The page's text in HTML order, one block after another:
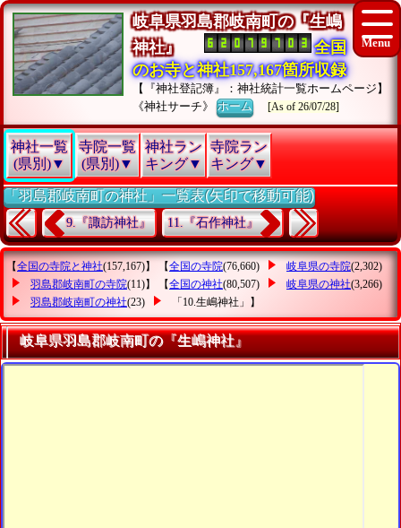
岐阜県羽島郡岐南町の『生嶋
神社』
全国
のお寺と神社157,167箇所収録
【『神社登記簿』：神社統計一覧ホームページ】
《神社サーチ》ホーム [As of 26/07/28]
神社一覧
(県別)▼
寺院一覧
(県別)▼
神社ラン
キング▼
寺院ラン
キング▼
「羽島郡岐南町の神社」一覧表(矢印で移動可能)
9.『諏訪神社』 11.『石作神社』
【全国の寺院と神社(157,167)】 【全国の寺院(76,660) 岐阜県の寺院(2,302)
羽島郡岐南町の寺院(11)】 【全国の神社(80,507) 岐阜県の神社(3,266)
羽島郡岐南町の神社(23) 「10.生嶋神社」 】
岐阜県羽島郡岐南町の『生嶋神社』